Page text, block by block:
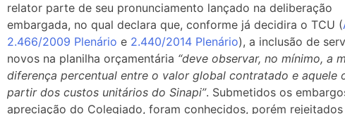
relator parte de seu pronunciamento lançado na deliberação
embargada, no qual declara que, conforme já decidira o TCU (
2.466/2009 Plenário e 2.440/2014 Plenário), a inclusão de
novos na planilha orçamentária “deve observar, no mínimo, a
diferença percentual entre o valor global contratado e aquele
partir dos custos unitários do Sinapi”. Submetidos os
apreciação do Colegiado, foram conhecidos, porém rejeitados